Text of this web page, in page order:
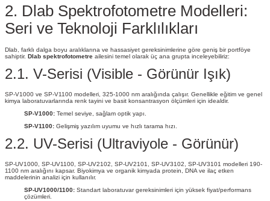
2. Dlab Spektrofotometre Modelleri:
Seri ve Teknoloji Farklılıkları
Dlab, farklı dalga boyu aralıklarına ve hassasiyet gereksinimlerine göre geniş bir portföye
sahiptir. Dlab spektrofotometre ailesini temel olarak üç ana grupta inceleyebiliriz:
2.1. V-Serisi (Visible - Görünür Işık)
SP-V1000 ve SP-V1100 modelleri, 325-1000 nm aralığında çalışır. Genellikle eğitim ve genel
kimya laboratuvarlarında renk tayini ve basit konsantrasyon ölçümleri için idealdir.
SP-V1000: Temel seviye, sağlam optik yapı.
SP-V1100: Gelişmiş yazılım uyumu ve hızlı tarama hızı.
2.2. UV-Serisi (Ultraviyole - Görünür)
SP-UV1000, SP-UV1100, SP-UV2102, SP-UV2101, SP-UV3102, SP-UV3101 modelleri 190-
1100 nm aralığını kapsar. Biyokimya ve organik kimyada protein, DNA ve ilaç etken
maddelerinin analizi için kullanılır.
SP-UV1000/1100: Standart laboratuvar gereksinimleri için yüksek fiyat/performans
çözümleri.